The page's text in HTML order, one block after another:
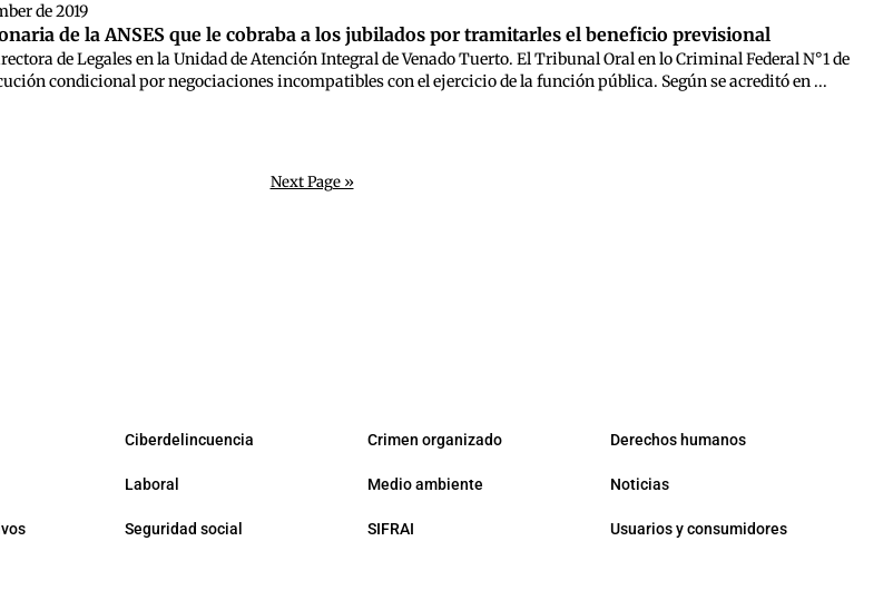
de 2019
de la ANSES que le cobraba a los jubilados por tramitarles el beneficio previsional
de Legales en la Unidad de Atención Integral de Venado Tuerto. El Tribunal Oral en lo Criminal Federal N°1 de
condicional por negociaciones incompatibles con el ejercicio de la función pública. Según se acreditó en ...
Next Page »
Ciberdelincuencia Crimen organizado Derechos humanos
Laboral Medio ambiente Noticias
Seguridad social SIFRAI Usuarios y consumidores